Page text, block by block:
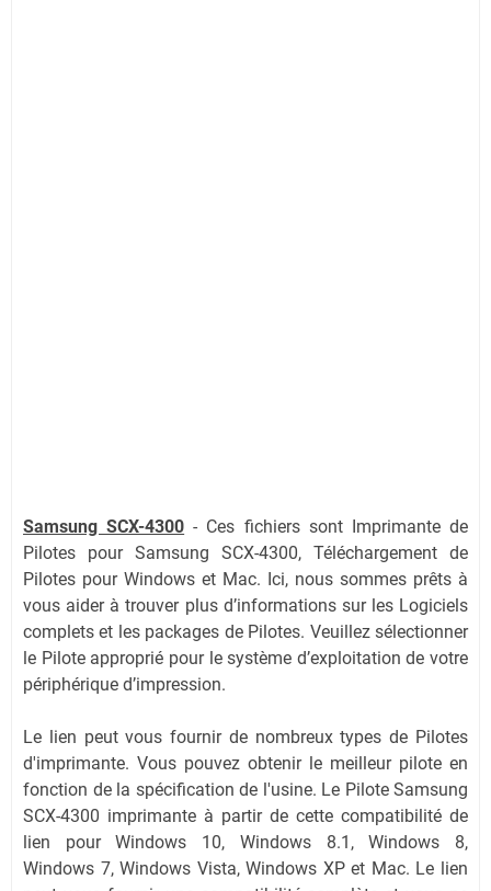
Samsung SCX-4300 - Ces fichiers sont Imprimante de
Pilotes pour Samsung SCX-4300, Téléchargement de
Pilotes pour Windows et Mac. Ici, nous sommes prêts à
vous aider à trouver plus d’informations sur les Logiciels
complets et les packages de Pilotes. Veuillez sélectionner
le Pilote approprié pour le système d’exploitation de votre
périphérique d’impression.
Le lien peut vous fournir de nombreux types de Pilotes
d'imprimante. Vous pouvez obtenir le meilleur pilote en
fonction de la spécification de l'usine. Le Pilote Samsung
SCX-4300 imprimante à partir de cette compatibilité de
lien pour Windows 10, Windows 8.1, Windows 8,
Windows 7, Windows Vista, Windows XP et Mac. Le lien